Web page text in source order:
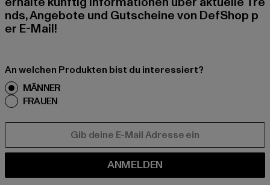
nds, Angebote und Gutscheine von DefShop p
er E-Mail!
An welchen Produkten bist du interessiert?
MÄNNER
FRAUEN
ANMELDEN